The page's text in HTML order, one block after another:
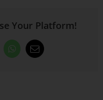
Your Platform!
WhatsApp
Email